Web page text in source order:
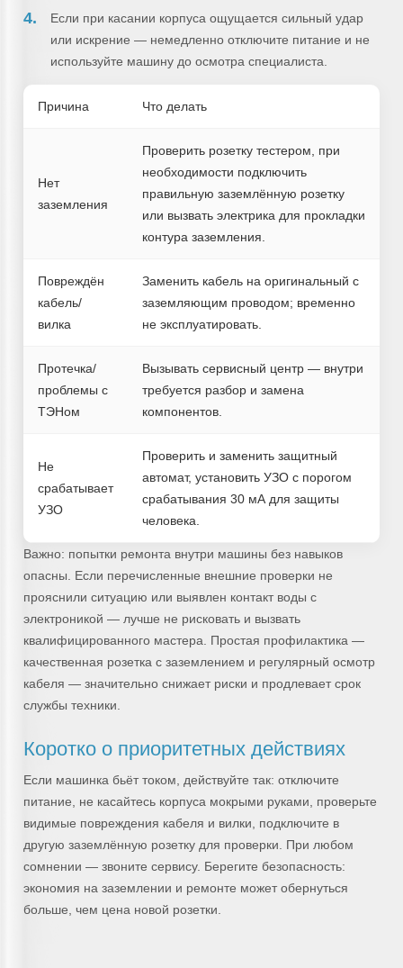
Если при касании корпуса ощущается сильный удар
или искрение — немедленно отключите питание и не
используйте машину до осмотра специалиста.
Причина Что делать
Нет
заземления
Проверить розетку тестером, при
необходимости подключить
правильную заземлённую розетку
или вызвать электрика для прокладки
контура заземления.
Повреждён
кабель/
вилка
Заменить кабель на оригинальный с
заземляющим проводом; временно
не эксплуатировать.
Протечка/
проблемы с
ТЭНом
Вызывать сервисный центр — внутри
требуется разбор и замена
компонентов.
Не
срабатывает
УЗО
Проверить и заменить защитный
автомат, установить УЗО с порогом
срабатывания 30 мА для защиты
человека.
Важно: попытки ремонта внутри машины без навыков
опасны. Если перечисленные внешние проверки не
прояснили ситуацию или выявлен контакт воды с
электроникой — лучше не рисковать и вызвать
квалифицированного мастера. Простая профилактика —
качественная розетка с заземлением и регулярный осмотр
кабеля — значительно снижает риски и продлевает срок
службы техники.
Коротко о приоритетных действиях
Если машинка бьёт током, действуйте так: отключите
питание, не касайтесь корпуса мокрыми руками, проверьте
видимые повреждения кабеля и вилки, подключите в
другую заземлённую розетку для проверки. При любом
сомнении — звоните сервису. Берегите безопасность:
экономия на заземлении и ремонте может обернуться
больше, чем цена новой розетки.